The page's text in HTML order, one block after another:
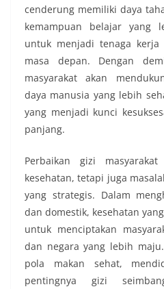
cenderung memiliki daya
kemampuan belajar yang
untuk menjadi tenaga
masa depan. Dengan
masyarakat akan
daya manusia yang lebih
yang menjadi kunci
panjang.
Perbaikan gizi
kesehatan, tetapi juga
yang strategis. Dalam
dan domestik, kesehatan
untuk menciptakan
dan negara yang lebih
pola makan sehat,
pentingnya gizi